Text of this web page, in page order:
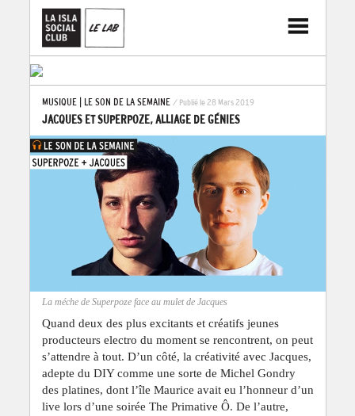
MUSIQUE| LE SON DE LA SEMAINE / Publié le 28 Mars 2019
JACQUES ET SUPERPOZE, ALLIAGE DE GÉNIES
La méche de Superpoze face au mulet de Jacques
Quand deux des plus excitants et créatifs jeunes
producteurs electro du moment se rencontrent, on peut
s’attendre à tout. D’un côté, la créativité avec Jacques,
adepte du DIY comme une sorte de Michel Gondry
des platines, dont l’île Maurice avait eu l’honneur d’un
live lors d’une soirée The Primative Ô. De l’autre,